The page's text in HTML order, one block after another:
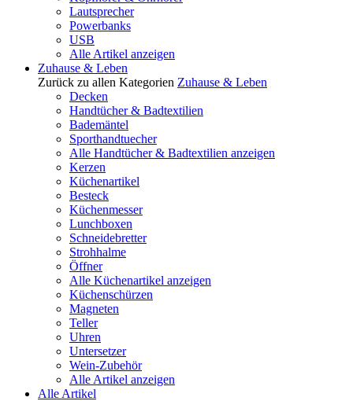
Lautsprecher
Powerbanks
USB
Alle Artikel anzeigen
Zuhause & Leben
Zurück zu allen Kategorien Zuhause & Leben
Decken
Handtücher & Badtextilien
Bademäntel
Sporthandtuecher
Alle Handtücher & Badtextilien anzeigen
Kerzen
Küchenartikel
Besteck
Küchenmesser
Lunchboxen
Schneidebretter
Strohhalme
Öffner
Alle Küchenartikel anzeigen
Küchenschürzen
Magneten
Teller
Uhren
Untersetzer
Wein-Zubehör
Alle Artikel anzeigen
Alle Artikel